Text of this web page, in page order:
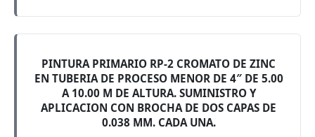
PINTURA PRIMARIO RP-2 CROMATO DE ZINC
EN TUBERIA DE PROCESO MENOR DE 4″ DE 5.00
A 10.00 M DE ALTURA. SUMINISTRO Y
APLICACION CON BROCHA DE DOS CAPAS DE
0.038 MM. CADA UNA.